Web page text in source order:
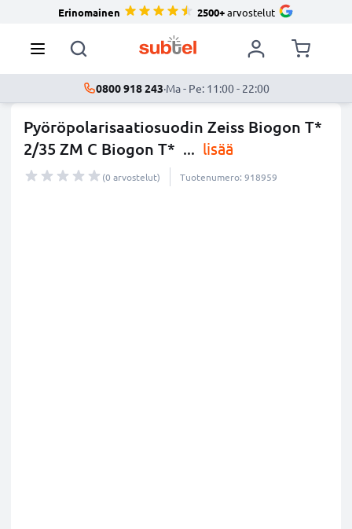
Erinomainen 2500+arvostelut
0800 918 243·Ma - Pe: 11:00 - 22:00
Pyöröpolarisaatiosuodin Zeiss Biogon T*
2/35 ZM C Biogon T* ... lisää
(0 arvostelut) Tuotenumero: 918959